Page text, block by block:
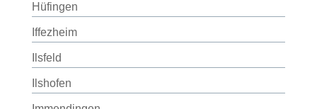
Hüfingen
Iffezheim
Ilsfeld
Ilshofen